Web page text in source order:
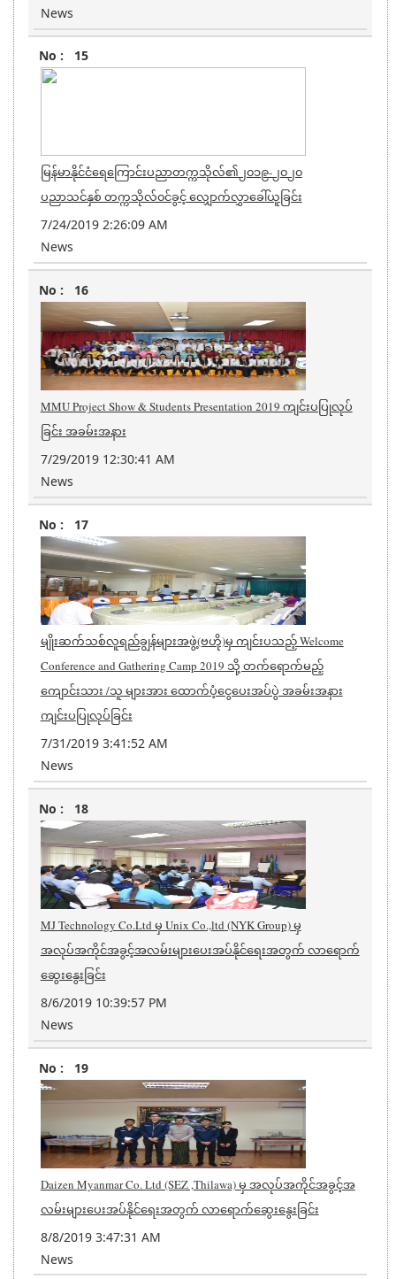
News
15
မြန်မာနိုင်ငံရေကြောင်းပညာတက္ကသိုလ်၏၂၀၁၉-၂၀၂၀
ပညာသင်နှစ် တက္ကသိုလ်၀င်ခွင့် လျှောက်လွှာခေါ်ယူခြင်း
7/24/2019 2:26:09 AM
News
16
MMU Project Show & Students Presentation 2019 ကျင်းပပြုလုပ်
ခြင်း အခမ်းအနား
7/29/2019 12:30:41 AM
News
17
မျိုးဆက်သစ်လူရည်ချွန်များအဖွဲ့(ဗဟို)မှ ကျင်းပသည့် Welcome
Conference and Gathering Camp 2019 သို့ တက်ရောက်မည့်
ကျောင်းသား /သူ များအား ထောက်ပံ့ငွေပေးအပ်ပွဲ အခမ်းအနား
ကျင်းပပြုလုပ်ခြင်း
7/31/2019 3:41:52 AM
News
18
MJ Technology Co.Ltd မှ Unix Co.,ltd (NYK Group) မှ
အလုပ်အကိုင်အခွင့်အလမ်းများပေးအပ်နိုင်ရေးအတွက် လာရောက်
ဆွေးနွေးခြင်း
8/6/2019 10:39:57 PM
News
19
Daizen Myanmar Co. Ltd (SEZ ,Thilawa) မှ အလုပ်အကိုင်အခွင့်အ
လမ်းများပေးအပ်နိုင်ရေးအတွက် လာရောက်ဆွေးနွေးခြင်း
8/8/2019 3:47:31 AM
News